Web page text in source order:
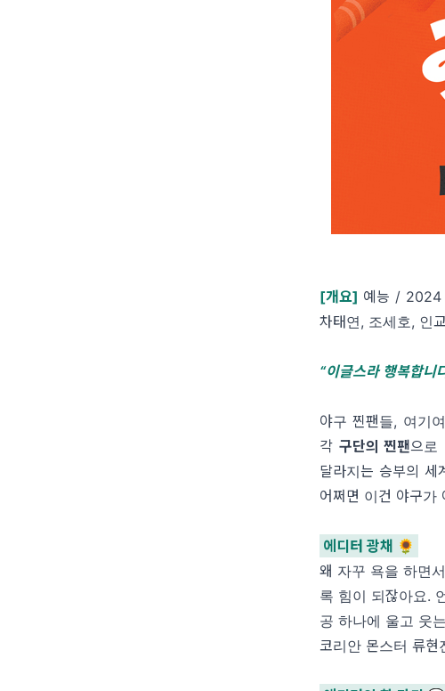
[개요] 예능 / 2024
차태연, 조세호, 인
“이글스라 행복합니
야구 찐팬들, 여기
각 구단의 찐팬으로
달라지는 승부의
어쩌면 이건 야구가
에디터 광채 🌻
왜 자꾸 욕을 하면
록 힘이 되잖아요.
공 하나에 울고 웃
코리안 몬스터 류